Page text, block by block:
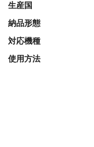
生産国
納品形態
対応機種
使用方法